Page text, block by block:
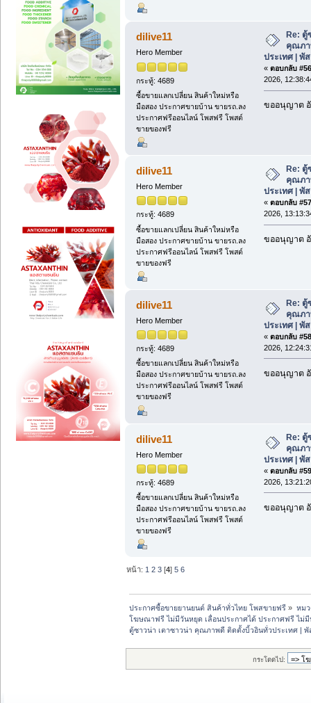
dilive11
Hero Member
กระทู้: 4689
ซื้อขายแลกเปลี่ยน สินค้าใหม่หรือ
มือสอง ประกาศขายบ้าน ขายรถ.ลง
ประกาศฟรีออนไลน์ โพสฟรี โพสต์
ขายของฟรี
Re: ตู้
คุณภา
ประเทศ | พั
« ตอบกลับ
2026,
ขออนุญาต
dilive11
Hero Member
กระทู้: 4689
ซื้อขายแลกเปลี่ยน สินค้าใหม่หรือ
มือสอง ประกาศขายบ้าน ขายรถ.ลง
ประกาศฟรีออนไลน์ โพสฟรี โพสต์
ขายของฟรี
Re: ตู้
คุณภา
ประเทศ | พั
« ตอบกลับ
2026,
ขออนุญาต
dilive11
Hero Member
กระทู้: 4689
ซื้อขายแลกเปลี่ยน สินค้าใหม่หรือ
มือสอง ประกาศขายบ้าน ขายรถ.ลง
ประกาศฟรีออนไลน์ โพสฟรี โพสต์
ขายของฟรี
Re: ตู้
คุณภา
ประเทศ | พั
« ตอบกลับ
2026,
ขออนุญาต
dilive11
Hero Member
กระทู้: 4689
ซื้อขายแลกเปลี่ยน สินค้าใหม่หรือ
มือสอง ประกาศขายบ้าน ขายรถ.ลง
ประกาศฟรีออนไลน์ โพสฟรี โพสต์
ขายของฟรี
Re: ตู้
คุณภา
ประเทศ | พั
« ตอบกลับ
2026,
ขออนุญาต
หน้า: 1 2 3 [4]5 6
ประกาศซื้อขายยานยนต์ สินค้าทั่วไทย โพสขายฟรี » หม
โฆษณาฟรี ไม่มีวันหยุด เลื่อนประกาศได้ ประกาศฟรี ไม่
ตู้ซาวน่า เตาซาวน่า คุณภาพดี ติดตั้งบิ้วอินทั่วประเทศ | พั
กระโดดไป: